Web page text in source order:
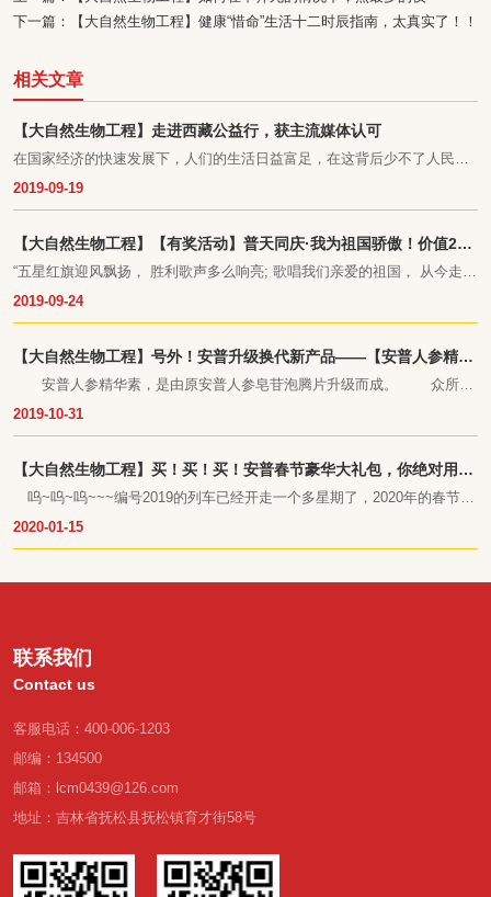
下一篇：
【大自然生物工程】健康“惜命”生活十二时辰指南，太真实了！！
相关文章
2019-09-19
【大自然生物工程】走进西藏公益行，获主流媒体认可
在国家经济的快速发展下，人们的生活日益富足，在这背后少不了人民解
放军的守护。为了加强军民融合，支持国防建设，吉林省抚松县大自然生
继进行报道，对此次公益活动进行了高度赞赏和认可。
2019-09-24
【大自然生物工程】【有奖活动】普天同庆·我为祖国骄傲！价值218
元安普牌人参滴丸免费领
“五星红旗迎风飘扬， 胜利歌声多么响亮; 歌唱我们亲爱的祖国， 从今走向
繁荣富强……”
2019-10-31
【大自然生物工程】号外！安普升级换代新产品——【安普人参精华
素】即将上市！
安普人参精华素，是由原安普人参皂苷泡腾片升级而成。 众所周
知，野山参的药用效果比普通的人参效果要好很多，是由于人参在种植期
2020-01-15
【大自然生物工程】买！买！买！安普春节豪华大礼包，你绝对用得
上！
呜~呜~呜~~~编号2019的列车已经开走一个多星期了，2020年的春节假
期正在手拉手的向我们走来。
联系我们
Contact us
客服电话：400-006-1203
邮编：134500
邮箱：lcm0439@126.com
地址：吉林省抚松县抚松镇育才街58号